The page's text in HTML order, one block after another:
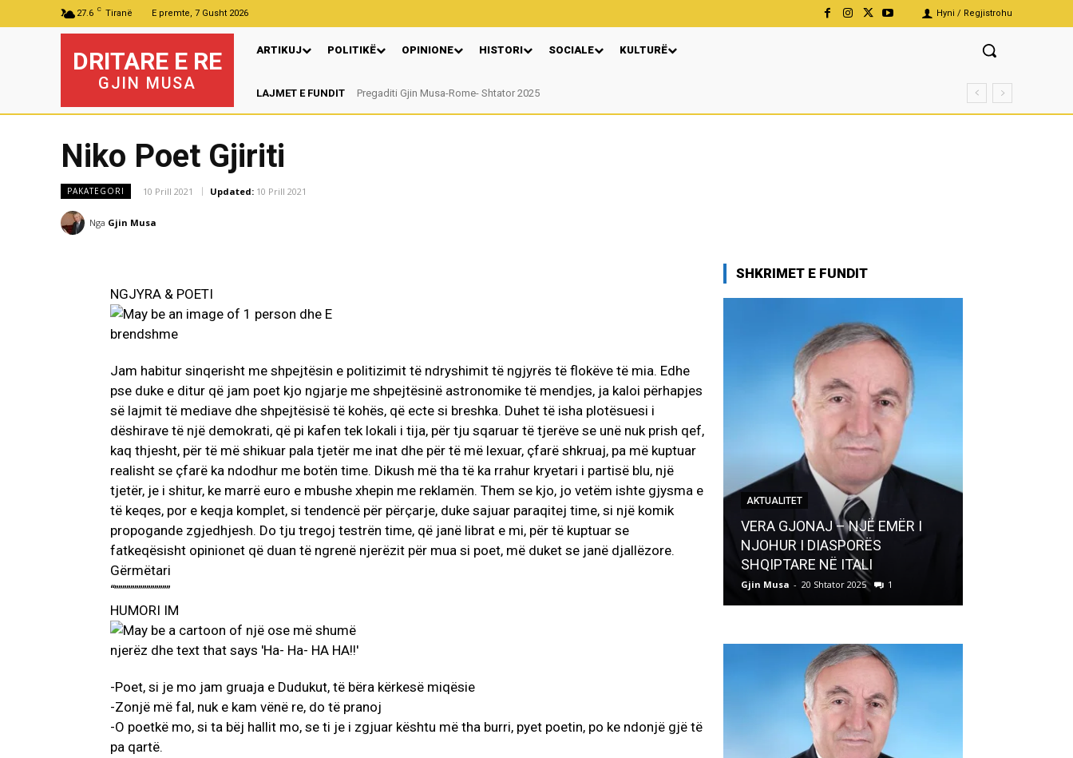
27.6 C Tiranë E premte, 7 Gusht 2026 Hyni / Regjistrohu
DRITARE E RE
GJIN MUSA
ARTIKUJ POLITIKË OPINIONE HISTORI SOCIALE KULTURË
LAJMET E FUNDIT Pregaditi Gjin Musa-Rome- Shtator 2025
Nga: Ndue Dedaj
Niko Poet Gjiriti
PAKATEGORI 10 Prill 2021 Updated: 10 Prill 2021
Nga Gjin Musa
NGJYRA & POETI
Jam habitur sinqerisht me shpejtësin e politizimit të ndryshimit të ngjyrës të flokëve të mia. Edhe
pse duke e ditur që jam poet kjo ngjarje me shpejtësinë astronomike të mendjes, ja kaloi përhapjes
së lajmit të mediave dhe shpejtësisë të kohës, që ecte si breshka. Duhet të isha plotësuesi i
dëshirave të një demokrati, që pi kafen tek lokali i tija, për tju sqaruar të tjerëve se unë nuk prish qef,
kaq thjesht, për të më shikuar pala tjetër me inat dhe për të më lexuar, çfarë shkruaj, pa më kuptuar
realisht se çfarë ka ndodhur me botën time. Dikush më tha të ka rrahur kryetari i partisë blu, një
tjetër, je i shitur, ke marrë euro e mbushe xhepin me reklamën. Them se kjo, jo vetëm ishte gjysma e
të keqes, por e keqja komplet, si tendencë për përçarje, duke sajuar paraqitej time, si një komik
propogande zgjedhjesh. Do tju tregoj testrën time, që janë librat e mi, për të kuptuar se
fatkeqësisht opinionet që duan të ngrenë njerëzit për mua si poet, më duket se janë djallëzore.
Gërmëtari
“””””””””””””””
HUMORI IM
-Poet, si je mo jam gruaja e Dudukut, të bëra kërkesë miqësie
-Zonjë më fal, nuk e kam vënë re, do të pranoj
-O poetkë mo, si ta bëj hallit mo, se ti je i zgjuar kështu më tha burri, pyet poetin, po ke ndonjë gjë të
pa qartë.
SHKRIMET E FUNDIT
AKTUALITET
VERA GJONAJ – NJË EMËR I
NJOHUR I DIASPORËS
SHQIPTARE NË ITALI
Gjin Musa - 20 Shtator 2025 1